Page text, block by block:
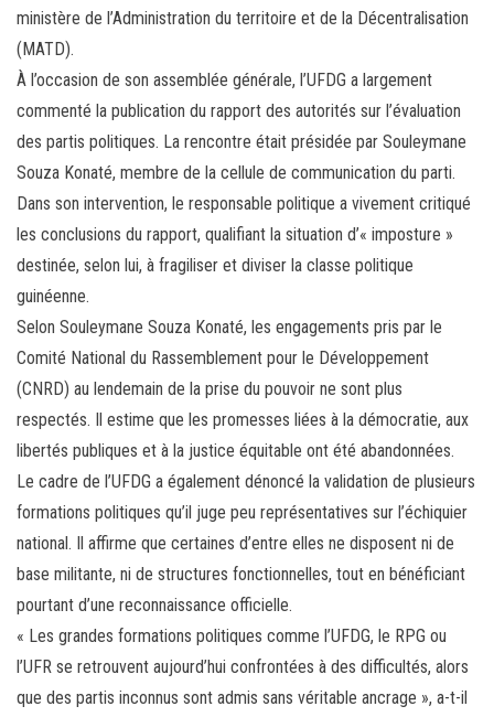
ministère de l’Administration du territoire et de la Décentralisation
(MATD).
À l’occasion de son assemblée générale, l’UFDG a largement
commenté la publication du rapport des autorités sur l’évaluation
des partis politiques. La rencontre était présidée par Souleymane
Souza Konaté, membre de la cellule de communication du parti.
Dans son intervention, le responsable politique a vivement critiqué
les conclusions du rapport, qualifiant la situation d’« imposture »
destinée, selon lui, à fragiliser et diviser la classe politique
guinéenne.
Selon Souleymane Souza Konaté, les engagements pris par le
Comité National du Rassemblement pour le Développement
(CNRD) au lendemain de la prise du pouvoir ne sont plus
respectés. Il estime que les promesses liées à la démocratie, aux
libertés publiques et à la justice équitable ont été abandonnées.
Le cadre de l’UFDG a également dénoncé la validation de plusieurs
formations politiques qu’il juge peu représentatives sur l’échiquier
national. Il affirme que certaines d’entre elles ne disposent ni de
base militante, ni de structures fonctionnelles, tout en bénéficiant
pourtant d’une reconnaissance officielle.
« Les grandes formations politiques comme l’UFDG, le RPG ou
l’UFR se retrouvent aujourd’hui confrontées à des difficultés, alors
que des partis inconnus sont admis sans véritable ancrage », a-t-il